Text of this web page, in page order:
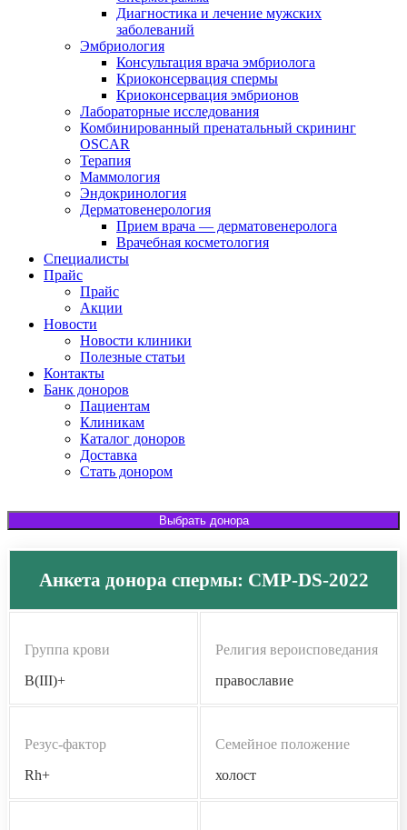
Диагностика и лечение мужских
заболеваний
Эмбриология
Консультация врача эмбриолога
Криоконсервация спермы
Криоконсервация эмбрионов
Лабораторные исследования
Комбинированный пренатальный скрининг
OSCAR
Терапия
Маммология
Эндокринология
Дерматовенерология
Прием врача — дерматовенеролога
Врачебная косметология
Специалисты
Прайс
Прайс
Акции
Новости
Новости клиники
Полезные статьи
Контакты
Банк доноров
Пациентам
Клиникам
Каталог доноров
Доставка
Стать донором
Выбрать донора
Анкета донора спермы: CMP-DS-2022
Группа крови
B(III)+
Религия вероисповедания
православие
Резус-фактор
Rh+
Семейное положение
холост